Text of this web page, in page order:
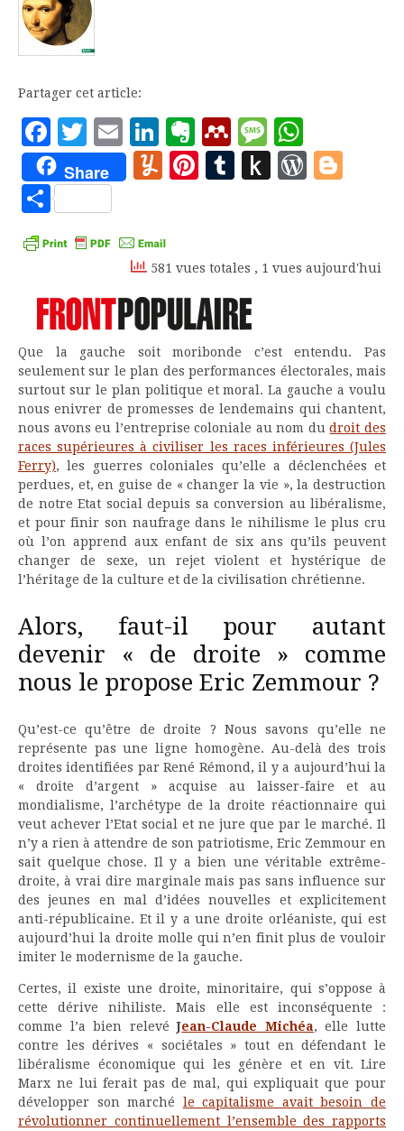
Partager cet article:
Facebook
Twitter
EmailLinkedIn
Evernote
Mendeley
Message
Share Yummly
Pinterest
Tumblr
Push
Partager
581 vues totales , 1 vues aujourd'hui
Que la gauche soit moribonde c’est entendu. Pas
seulement sur le plan des performances électorales, mais
surtout sur le plan politique et moral. La gauche a voulu
nous enivrer de promesses de lendemains qui chantent,
nous avons eu l’entreprise coloniale au nom dudroit des
races supérieures à civiliser les races inférieures (Jules
Ferry), les guerres coloniales qu’elle a déclenchées et
perdues, et, en guise de « changer la vie », la destruction
de notre Etat social depuis sa conversion au libéralisme,
et pour finir son naufrage dans le nihilisme le plus cru
où l’on apprend aux enfant de six ans qu’ils peuvent
changer de sexe, un rejet violent et hystérique de
l’héritage de la culture et de la civilisation chrétienne.
Alors, faut-il pour autant
devenir « de droite » comme
nous le propose Eric Zemmour ?
Qu’est-ce qu’être de droite ? Nous savons qu’elle ne
représente pas une ligne homogène. Au-delà des trois
droites identifiées par René Rémond, il y a aujourd’hui la
« droite d’argent » acquise au laisser-faire et au
mondialisme, l’archétype de la droite réactionnaire qui
veut achever l’Etat social et ne jure que par le marché. Il
n’y a rien à attendre de son patriotisme, Eric Zemmour en
sait quelque chose. Il y a bien une véritable extrême-
droite, à vrai dire marginale mais pas sans influence sur
des jeunes en mal d’idées nouvelles et explicitement
anti-républicaine. Et il y a une droite orléaniste, qui est
aujourd’hui la droite molle qui n’en finit plus de vouloir
imiter le modernisme de la gauche.
Certes, il existe une droite, minoritaire, qui s’oppose à
cette dérive nihiliste. Mais elle est inconséquente :
comme l’a bien relevéJean-Claude Michéa, elle lutte
contre les dérives « sociétales » tout en défendant le
libéralisme économique qui les génère et en vit. Lire
Marx ne lui ferait pas de mal, qui expliquait que pour
développer son marché le capitalisme avait besoin de
révolutionner continuellement l’ensemble des rapports